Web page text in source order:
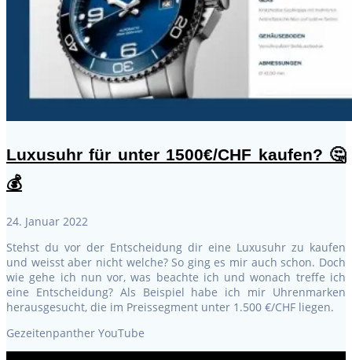
Luxusuhr für unter 1500€/CHF kaufen? 🤔
💰
24. Januar 2022
Stehst du vor der Entscheidung dir eine Luxusuhr zu kaufen
und weisst aber nicht welche? So ging es mir auch schon. Doch
wie gehe ich nun vor, was beachte ich und wonach treffe ich
eine Entscheidung? Als Beispiel habe ich mir Uhrenmarken
herausgesucht, die im Preissegment unter 1.500 €/CHF liegen.
Gezeitenpanther YouTube